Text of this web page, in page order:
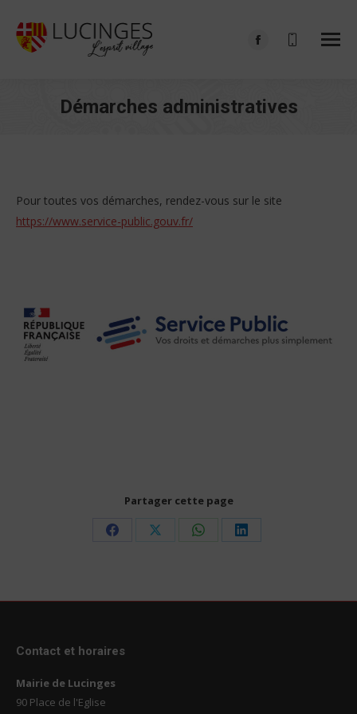
Facebook
in
Démarches administratives
Pour toutes vos démarches, rendez-vous sur le site
https://www.service-public.gouv.fr/
Partager cette page
Share
Share
Share
Share
Contact et horaires
Mairie de Lucinges
90 Place de l'Eglise